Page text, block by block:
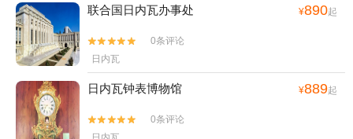
联合国日内瓦办事处 ¥890起


0条评论
日内瓦
日内瓦钟表博物馆 ¥889起


0条评论